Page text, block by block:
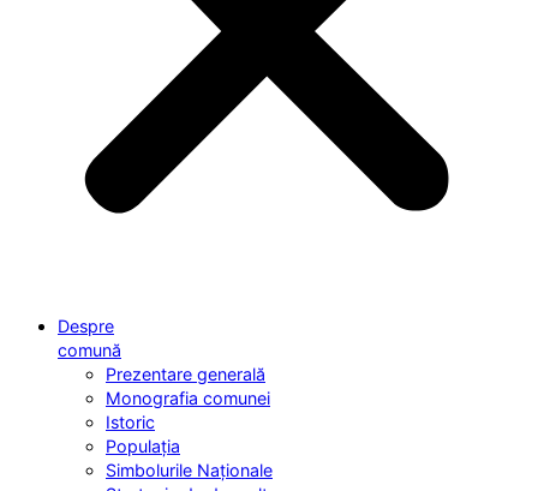
Despre
comună
Prezentare generală
Monografia comunei
Istoric
Populația
Simbolurile Naționale